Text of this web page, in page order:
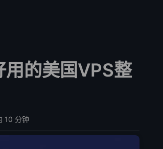
的美国VPS整
10 分钟